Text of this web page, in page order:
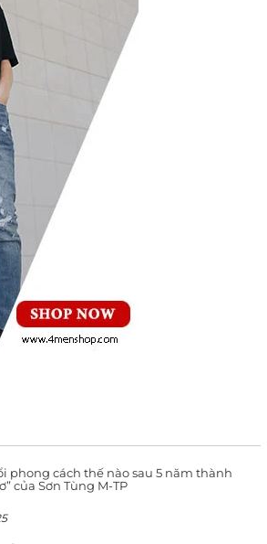
phong cách thế nào sau 5 năm thành
của Sơn Tùng M-TP